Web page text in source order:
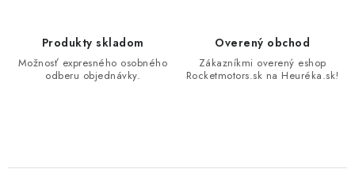
Produkty skladom
Možnosť expresného osobného
odberu objednávky.
Overený obchod
Zákazníkmi overený eshop
Rocketmotors.sk na Heuréka.sk!